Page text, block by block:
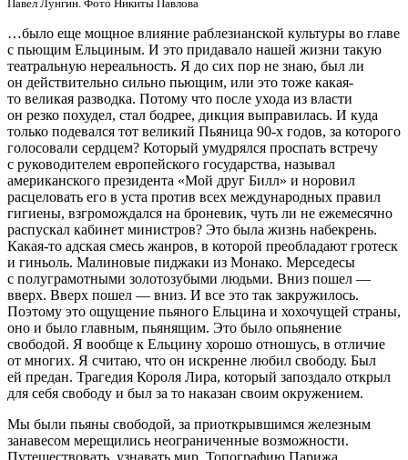
Павел Лунгин. Фото Никиты Павлова
…было еще мощное влияние раблезианской культуры во главе
с пьющим Ельциным. И это придавало нашей жизни такую
театральную нереальность. Я до сих пор не знаю, был ли
он действительно сильно пьющим, или это тоже какая-
то великая разводка. Потому что после ухода из власти
он резко похудел, стал бодрее, дикция выправилась. И куда
только подевался тот великий Пьяница 90-х годов, за которого
голосовали сердцем? Который умудрялся проспать встречу
с руководителем европейского государства, называл
американского президента «Мой друг Билл» и норовил
расцеловать его в уста против всех международных правил
гигиены, взгромождался на броневик, чуть ли не ежемесячно
распускал кабинет министров? Это была жизнь набекрень.
Какая-то адская смесь жанров, в которой преобладают гротеск
и гиньоль. Малиновые пиджаки из Монако. Мерседесы
с полуграмотными золотозубыми людьми. Вниз пошел —
вверх. Вверх пошел — вниз. И все это так закружилось.
Поэтому это ощущение пьяного Ельцина и хохочущей страны,
оно и было главным, пьянящим. Это было опьянение
свободой. Я вообще к Ельцину хорошо отношусь, в отличие
от многих. Я считаю, что он искренне любил свободу. Был
ей предан. Трагедия Короля Лира, который запоздало открыл
для себя свободу и был за то наказан своим окружением.
Мы были пьяны свободой, за приоткрывшимся железным
занавесом мерещились неограниченные возможности.
Путешествовать, узнавать мир. Топографию Парижа